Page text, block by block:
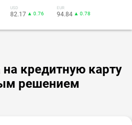
USD
82.17 ▲ 0.76
EUR
94.84 ▲ 0.78
кредитную карту
решением